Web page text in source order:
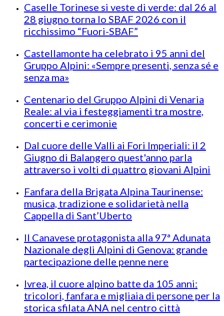
Caselle Torinese si veste di verde: dal 26 al
28 giugno torna lo SBAF 2026 con il
ricchissimo “Fuori-SBAF”
Castellamonte ha celebrato i 95 anni del
Gruppo Alpini: «Sempre presenti, senza sé e
senza ma»
Centenario del Gruppo Alpini di Venaria
Reale: al via i festeggiamenti tra mostre,
concerti e cerimonie
Dal cuore delle Valli ai Fori Imperiali: il 2
Giugno di Balangero quest'anno parla
attraverso i volti di quattro giovani Alpini
Fanfara della Brigata Alpina Taurinense:
musica, tradizione e solidarietà nella
Cappella di Sant’Uberto
Il Canavese protagonista alla 97ª Adunata
Nazionale degli Alpini di Genova: grande
partecipazione delle penne nere
Ivrea, il cuore alpino batte da 105 anni:
tricolori, fanfara e migliaia di persone per la
storica sfilata ANA nel centro città